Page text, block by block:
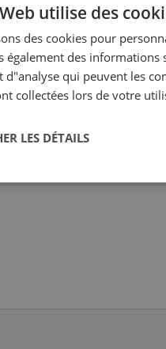
utilise des
des cookies pour
également des
d"analyse qui peuvent les
collectées lors de votre
LES DÉTAILS